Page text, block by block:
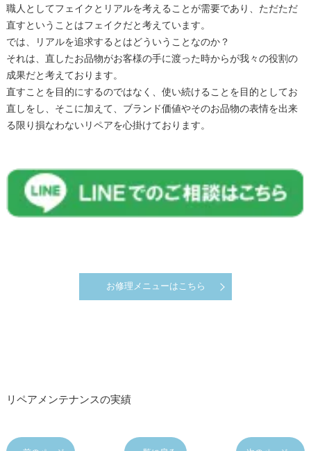
職人としてフェイクとリアルを考えることが需要であり、ただただ
直すということはフェイクだと考えています。
では、リアルを追求するとはどういうことなのか？
それは、直したお品物がお客様の手に渡った時からが我々の役割の
成果だと考えております。
直すことを目的にするのではなく、使い続けることを目的としてお
直しをし、そこに加えて、ブランド価値やそのお品物の表情を出来
る限り損なわないリペアを心掛けております。
お修理メニューはこちら
リペアメンテナンスの実績